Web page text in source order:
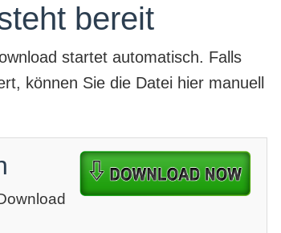
bereit
startet automatisch. Falls
können Sie die Datei hier manuell